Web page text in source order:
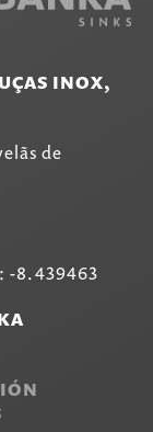
INOX,
de
-8.439463